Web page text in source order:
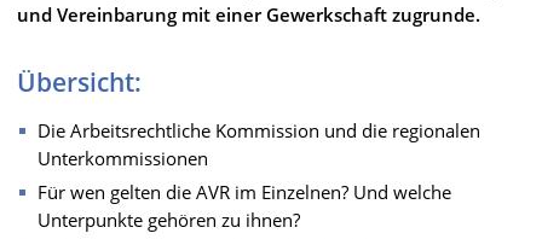
und Vereinbarung mit einer Gewerkschaft zugrunde.
Übersicht:
Die Arbeitsrechtliche Kommission und die regionalen
Unterkommissionen
Für wen gelten die AVR im Einzelnen? Und welche
Unterpunkte gehören zu ihnen?